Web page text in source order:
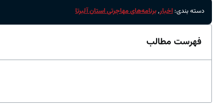
دسته بندی: اخبار,برنامه‌های مهاجرتی استان آلبرتا
فهرست مطالب